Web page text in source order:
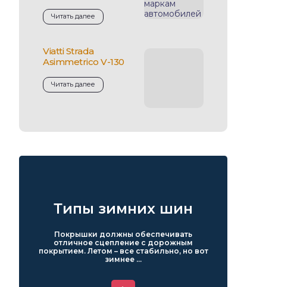
Читать далее
Viatti Strada
Asimmetrico V-130
Читать далее
Типы зимних шин
Покрышки должны обеспечивать
отличное сцепление с дорожным
покрытием. Летом – все стабильно, но вот
зимнее ...